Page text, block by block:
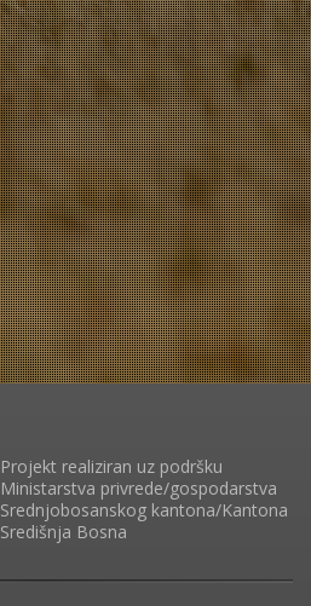
Projekt realiziran uz podršku
Ministarstva privrede/gospodarstva
Srednjobosanskog kantona/Kantona
Središnja Bosna